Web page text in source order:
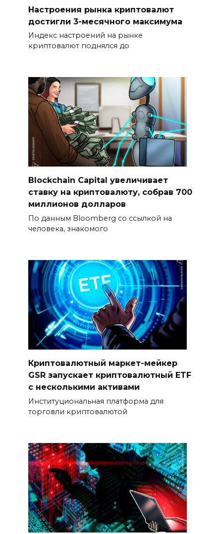
Настроения рынка криптовалют
достигли 3-месячного максимума
Индекс настроений на рынке
криптовалют поднялся до
Blockchain Capital увеличивает
ставку на криптовалюту, собрав 700
миллионов долларов
По данным Bloomberg со ссылкой на
человека, знакомого
Криптовалютный маркет-мейкер
GSR запускает криптовалютный ETF
с несколькими активами
Институциональная платформа для
торговли криптовалютой